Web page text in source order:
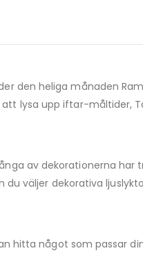
den heliga månaden
lysa upp iftar-måltider,
av dekorationerna
väljer dekorativa
något som passar